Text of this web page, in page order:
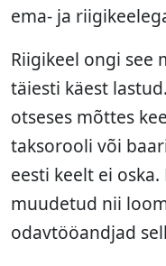
ema- ja
Riigikeel ongi see
täiesti käest
otseses mõttes
taksorooli või
eesti keelt ei
muudetud nii
odavtööandjad